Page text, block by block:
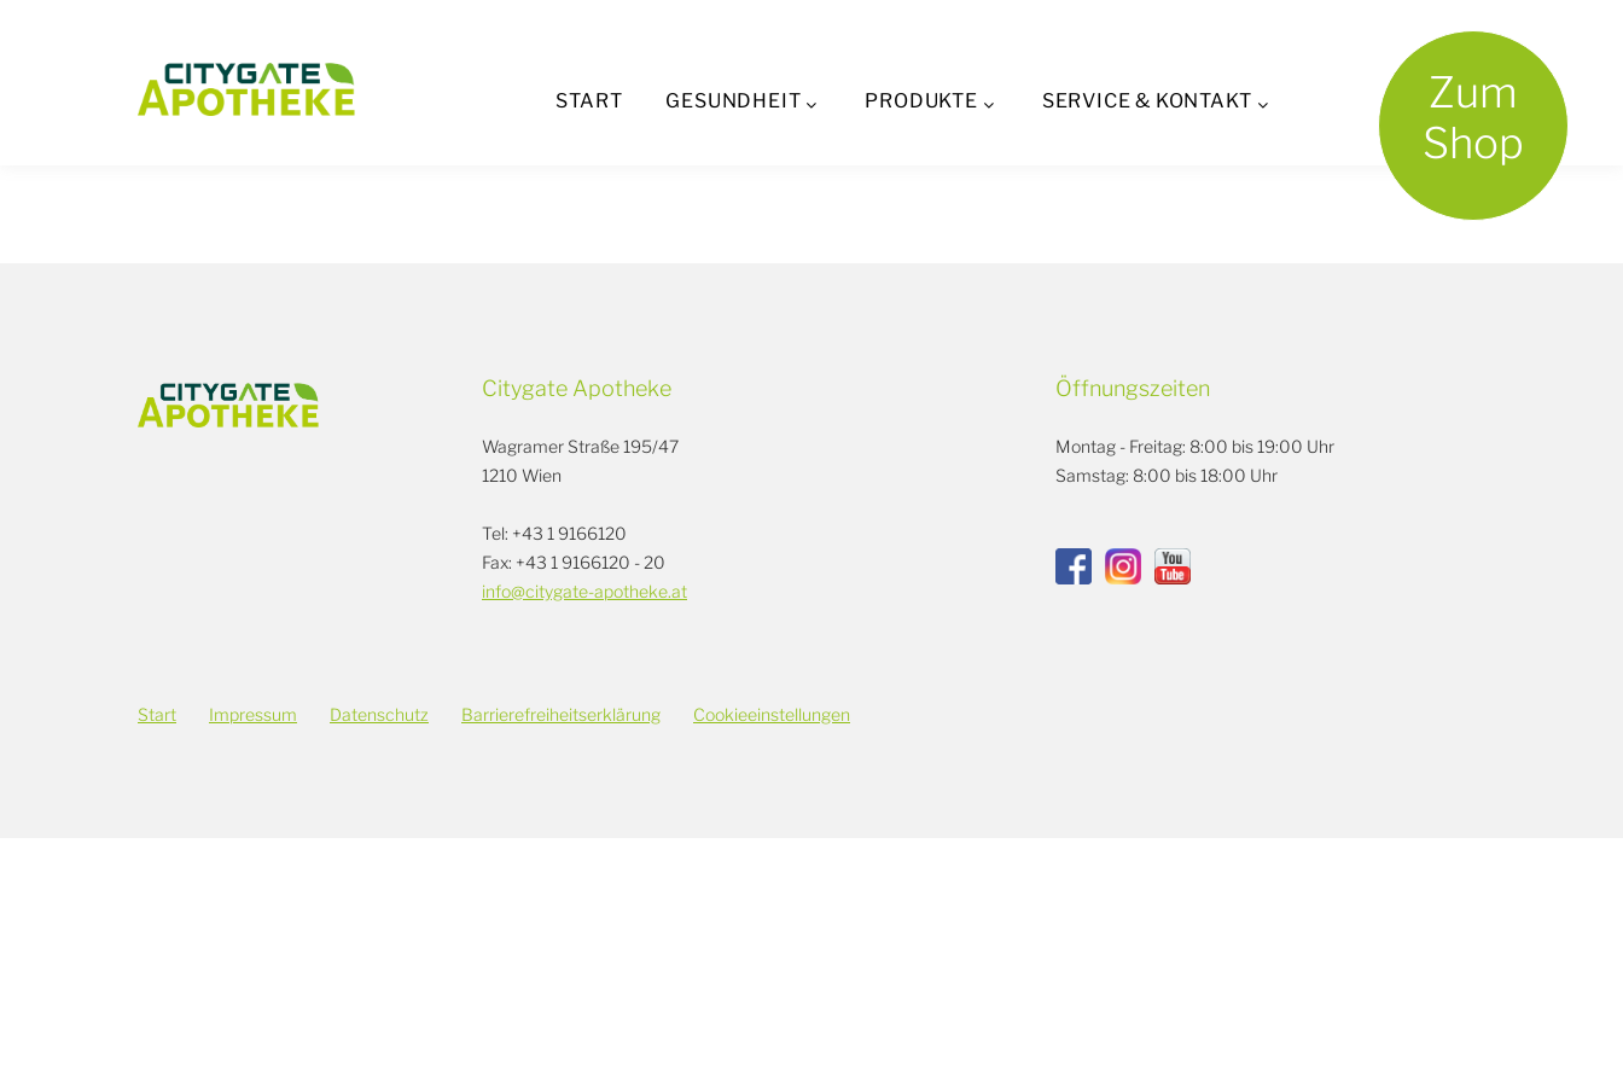
START GESUNDHEIT PRODUKTE SERVICE & KONTAKT
Zum
Shop
Cookie settings
Citygate Apotheke
Wagramer Straße 195/47
1210 Wien
Tel: +43 1 9166120
Fax: +43 1 9166120 - 20
info@citygate-apotheke.at
Öffnungszeiten
Montag - Freitag: 8:00 bis 19:00 Uhr
Samstag: 8:00 bis 18:00 Uhr
Start Impressum Datenschutz Barrierefreiheitserklärung Cookieeinstellungen